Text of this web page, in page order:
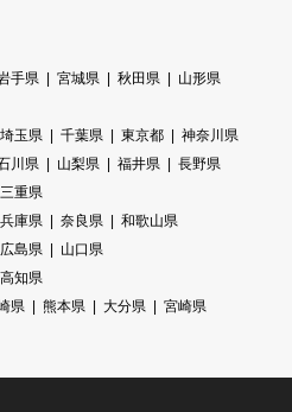
手県 宮城県 秋田県
山形県
埼玉県 千葉県 東京都
神奈川県
川県 山梨県 福井県
長野県
三重県
兵庫県 奈良県
和歌山県
広島県
山口県
高知県
県 熊本県 大分県
宮崎県